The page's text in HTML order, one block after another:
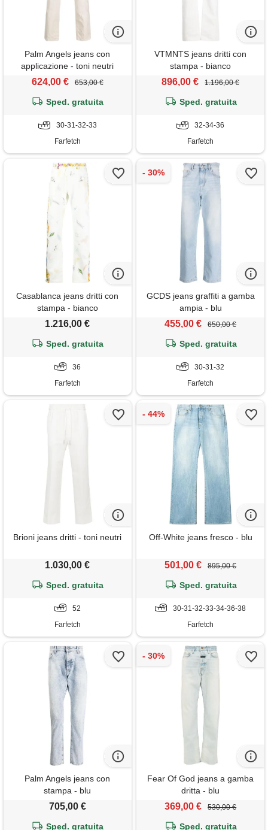
Palm Angels jeans con
applicazione - toni neutri
624,00 € 653,00 €
Sped. gratuita
30-31-32-33
Farfetch
VTMNTS jeans dritti con
stampa - bianco
896,00 € 1.196,00 €
Sped. gratuita
32-34-36
Farfetch
Casablanca jeans dritti con
stampa - bianco
1.216,00 €
Sped. gratuita
36
Farfetch
GCDS jeans graffiti a gamba
ampia - blu
455,00 € 650,00 €
Sped. gratuita
30-31-32
Farfetch
Brioni jeans dritti - toni neutri
1.030,00 €
Sped. gratuita
52
Farfetch
Off-White jeans fresco - blu
501,00 € 895,00 €
Sped. gratuita
30-31-32-33-34-36-38
Farfetch
Palm Angels jeans con
stampa - blu
705,00 €
Sped. gratuita
Fear Of God jeans a gamba
dritta - blu
369,00 € 530,00 €
Sped. gratuita